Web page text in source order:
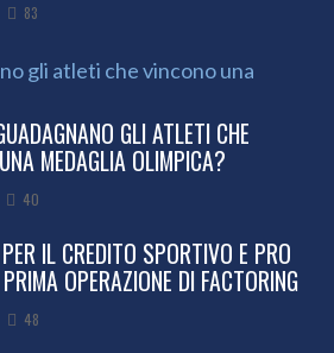
83
GLI ATLETI CHE
MEDAGLIA OLIMPICA?
40
IL CREDITO SPORTIVO E PRO
OPERAZIONE DI FACTORING
48